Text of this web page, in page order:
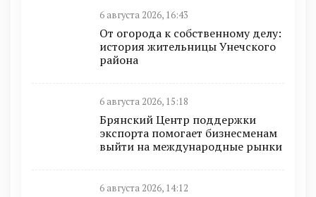
6 августа 2026, 16:43
От огорода к собственному делу:
история жительницы Унечского
района
6 августа 2026, 15:18
Брянский Центр поддержки
экспорта помогает бизнесменам
выйти на международные рынки
6 августа 2026, 14:12